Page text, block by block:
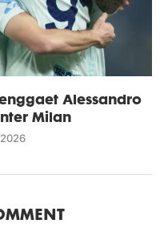
Alessandro
Milan